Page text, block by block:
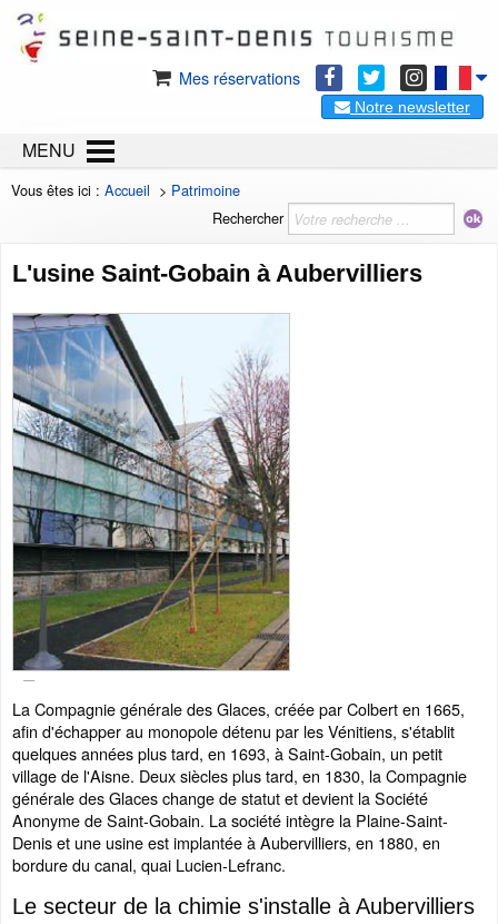
Mes réservations
Notre newsletter
MENU
Vous êtes ici : Accueil > Patrimoine
Rechercher
L'usine Saint-Gobain à Aubervilliers
La Compagnie générale des Glaces, créée par Colbert en 1665,
afin d'échapper au monopole détenu par les Vénitiens, s'établit
quelques années plus tard, en 1693, à Saint-Gobain, un petit
village de l'Aisne. Deux siècles plus tard, en 1830, la Compagnie
générale des Glaces change de statut et devient la Société
Anonyme de Saint-Gobain. La société intègre la Plaine-Saint-
Denis et une usine est implantée à Aubervilliers, en 1880, en
bordure du canal, quai Lucien-Lefranc.
Le secteur de la chimie s'installe à Aubervilliers